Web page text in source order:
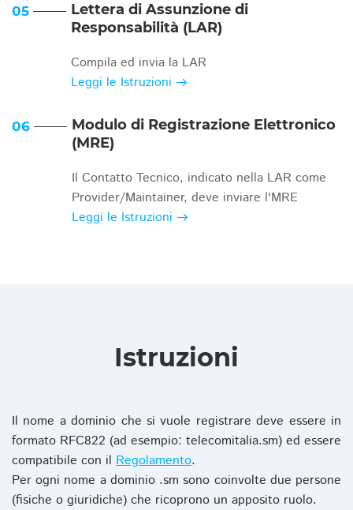
05
Lettera di Assunzione di
Responsabilità (LAR)
Compila ed invia la LAR
Leggi le Istruzioni
06
Modulo di Registrazione Elettronico
(MRE)
Il Contatto Tecnico, indicato nella LAR come
Provider/Maintainer, deve inviare l'MRE
Leggi le Istruzioni
Istruzioni
Il nome a dominio che si vuole registrare deve essere in
formato RFC822 (ad esempio: telecomitalia.sm) ed essere
compatibile con il Regolamento.
Per ogni nome a dominio .sm sono coinvolte due persone
(fisiche o giuridiche) che ricoprono un apposito ruolo.